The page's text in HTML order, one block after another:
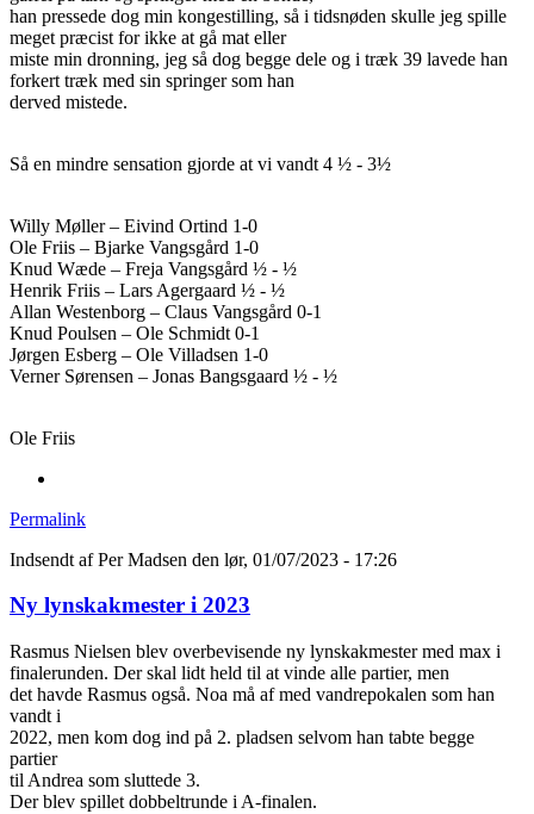
han pressede dog min kongestilling, så i tidsnøden skulle jeg spille
meget præcist for ikke at gå mat eller
miste min dronning, jeg så dog begge dele og i træk 39 lavede han
forkert træk med sin springer som han
derved mistede.
Så en mindre sensation gjorde at vi vandt 4 ½ - 3½
Willy Møller – Eivind Ortind 1-0
Ole Friis – Bjarke Vangsgård 1-0
Knud Wæde – Freja Vangsgård ½ - ½
Henrik Friis – Lars Agergaard ½ - ½
Allan Westenborg – Claus Vangsgård 0-1
Knud Poulsen – Ole Schmidt 0-1
Jørgen Esberg – Ole Villadsen 1-0
Verner Sørensen – Jonas Bangsgaard ½ - ½
Ole Friis
Permalink
Indsendt afPer Madsen den lør, 01/07/2023 - 17:26
Ny lynskakmester i 2023
Rasmus Nielsen blev overbevisende ny lynskakmester med max i
finalerunden. Der skal lidt held til at vinde alle partier, men
det havde Rasmus også. Noa må af med vandrepokalen som han
vandt i
2022, men kom dog ind på 2. pladsen selvom han tabte begge
partier
til Andrea som sluttede 3.
Der blev spillet dobbeltrunde i A-finalen.